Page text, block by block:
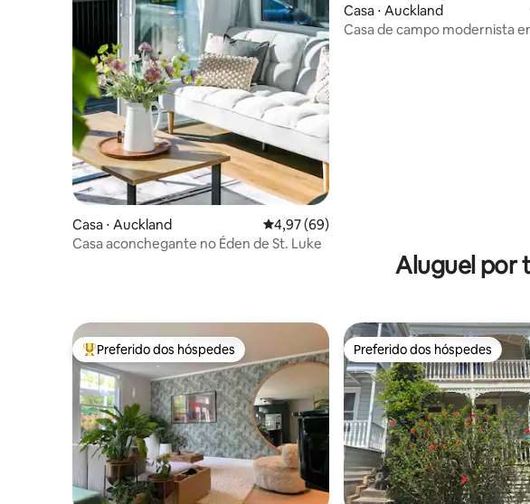
Casa ⋅ Auckland 4,97 de uma avaliação média de 5, 69
4,97 (69)
Casa aconchegante no Éden de St. Luke
Casa ⋅ Auckland
Casa de campo modernista
Aluguel por
Entre os melhores preferidos dos hóspedes
Preferido dos hóspedes Preferido dos hóspedes
Preferido dos hóspedes